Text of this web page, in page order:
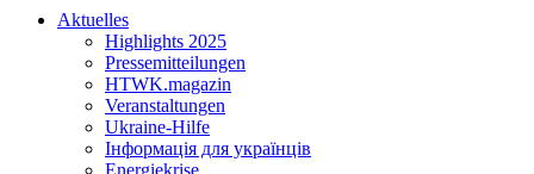
Aktuelles
Highlights 2025
Pressemitteilungen
HTWK.magazin
Veranstaltungen
Ukraine-Hilfe
Інформація для українців